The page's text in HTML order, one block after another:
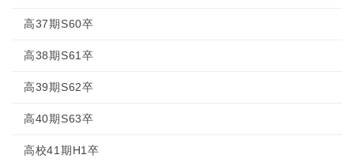
高37期S60卒
高38期S61卒
高39期S62卒
高40期S63卒
高校41期H1卒